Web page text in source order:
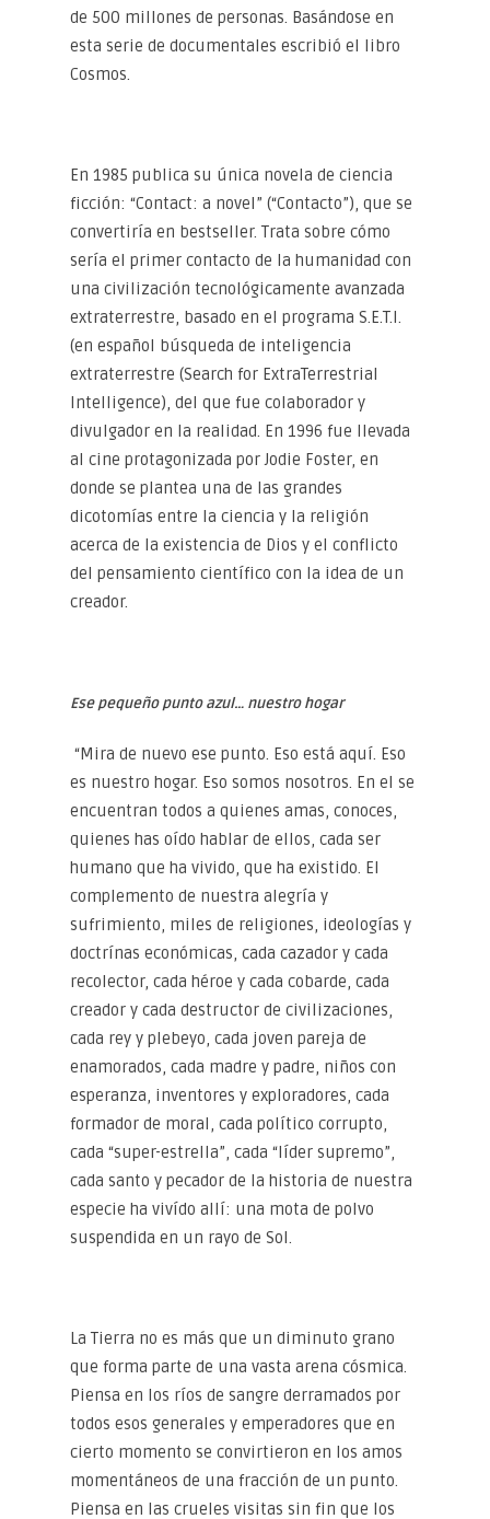
de 500 millones de personas. Basándose en
esta serie de documentales escribió el libro
Cosmos.
En 1985 publica su única novela de ciencia
ficción: “Contact: a novel” (“Contacto”), que se
convertiría en bestseller. Trata sobre cómo
sería el primer contacto de la humanidad con
una civilización tecnológicamente avanzada
extraterrestre, basado en el programa S.E.T.I.
(en español búsqueda de inteligencia
extraterrestre (Search for ExtraTerrestrial
Intelligence), del que fue colaborador y
divulgador en la realidad. En 1996 fue llevada
al cine protagonizada por Jodie Foster, en
donde se plantea una de las grandes
dicotomías entre la ciencia y la religión
acerca de la existencia de Dios y el conflicto
del pensamiento científico con la idea de un
creador.
Ese pequeño punto azul… nuestro hogar
“Mira de nuevo ese punto. Eso está aquí. Eso
es nuestro hogar. Eso somos nosotros. En el se
encuentran todos a quienes amas, conoces,
quienes has oído hablar de ellos, cada ser
humano que ha vivido, que ha existido. El
complemento de nuestra alegría y
sufrimiento, miles de religiones, ideologías y
doctrínas económicas, cada cazador y cada
recolector, cada héroe y cada cobarde, cada
creador y cada destructor de civilizaciones,
cada rey y plebeyo, cada joven pareja de
enamorados, cada madre y padre, niños con
esperanza, inventores y exploradores, cada
formador de moral, cada político corrupto,
cada “super-estrella”, cada “líder supremo”,
cada santo y pecador de la historia de nuestra
especie ha vivído allí: una mota de polvo
suspendida en un rayo de Sol.
La Tierra no es más que un diminuto grano
que forma parte de una vasta arena cósmica.
Piensa en los ríos de sangre derramados por
todos esos generales y emperadores que en
cierto momento se convirtieron en los amos
momentáneos de una fracción de un punto.
Piensa en las crueles visitas sin fin que los